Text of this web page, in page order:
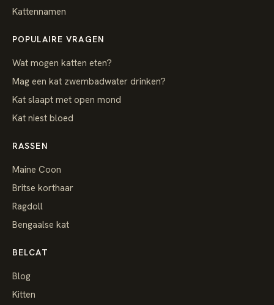
Kattennamen
POPULAIRE VRAGEN
Wat mogen katten eten?
Mag een kat zwembadwater drinken?
Kat slaapt met open mond
Kat niest bloed
RASSEN
Maine Coon
Britse korthaar
Ragdoll
Bengaalse kat
BELCAT
Blog
Kitten